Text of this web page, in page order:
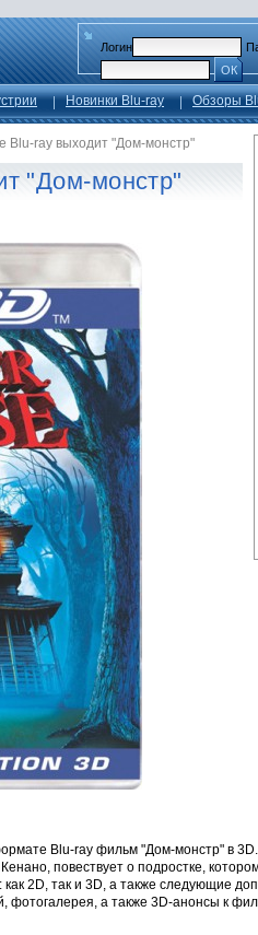
Логин
ОК
Новинки Blu-ray Обзоры
Blu-ray выходит "Дом-монстр"
"Дом-монстр"
Blu-ray фильм "Дом-монстр" в
повествует о подростке,
2D, так и 3D, а также следующие
фотогалерея, а также 3D-анонсы к